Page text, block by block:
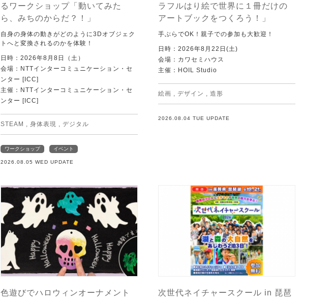
るワークショップ「動いてみた
ら、みちのからだ？！」
自身の身体の動きがどのように3Dオブジェク
トへと変換されるのかを体験！
日時：2026年8月8日（土）
会場：NTTインターコミュニケーション・セ
ンター [ICC]
主催：NTTインターコミュニケーション・セ
ンター [ICC]
STEAM , 身体表現 , デジタル
ワークショップ イベント
2026.08.05 WED UPDATE
ラフルはり絵で世界に１冊だけの
アートブックをつくろう！」
手ぶらでOK！親子での参加も大歓迎！
日時：2026年8月22日(土)
会場：カワセミハウス
主催：HOIL Studio
絵画 , デザイン , 造形
2026.08.04 TUE UPDATE
色遊びでハロウィンオーナメント
次世代ネイチャースクール in 琵琶